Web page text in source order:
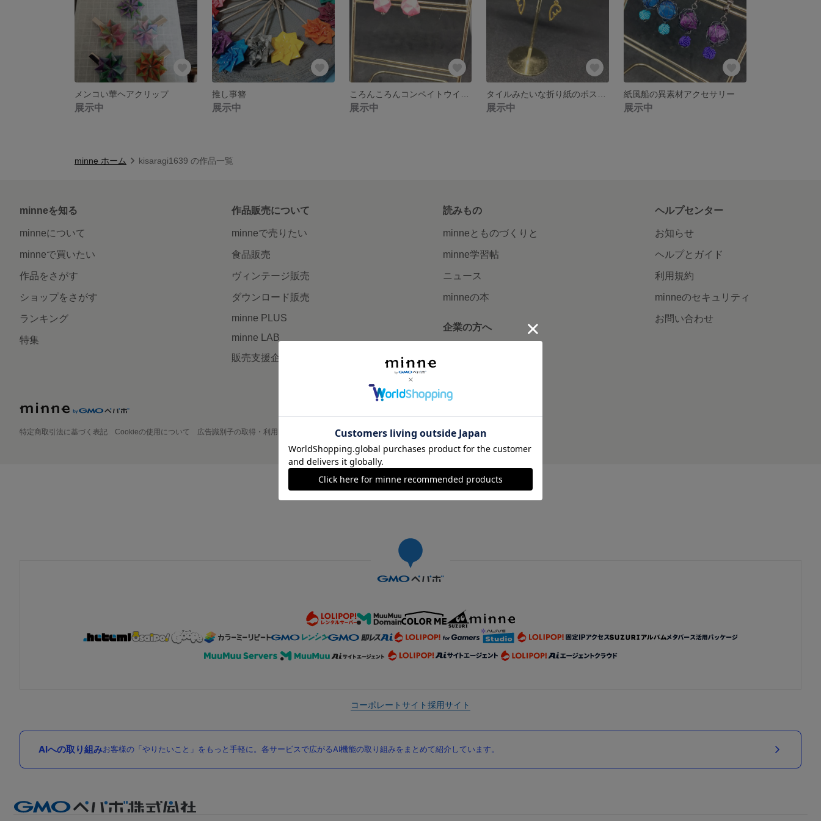
メンコい華ヘアクリップ
展示中
推し事簪
展示中 展示中 展示中
紙風船の異素材アクセサリー
展示中
minne ホーム kisaragi1639 の作品一覧
minneを知る
minneについて
minneで買いたい
作品をさがす
ショップをさがす
ランキング
特集
作品販売について
minneで売りたい
食品販売
ヴィンテージ販売
ダウンロード販売
minne PLUS
minne LAB
販売支援企画・イベント
読みもの
minneとものづくりと
minne学習帖
ニュース
minneの本
企業の方へ
ヘルプセンター
お知らせ
ヘルプとガイド
利用規約
minneのセキュリティ
お問い合わせ
特定商取引法に基づく表記 Cookieの使用について 広告識別子の取得・利用 プライバシーポリシー 会社概要 採用情報 メディアキット
©GMO Pepabo, Inc. All rights reserved.
コーポレートサイト採用サイト
AIへの取り組みお客様の「やりたいこと」をもっと手軽に。各サービスで広がるAI機能の取り組みをまとめて紹介しています。